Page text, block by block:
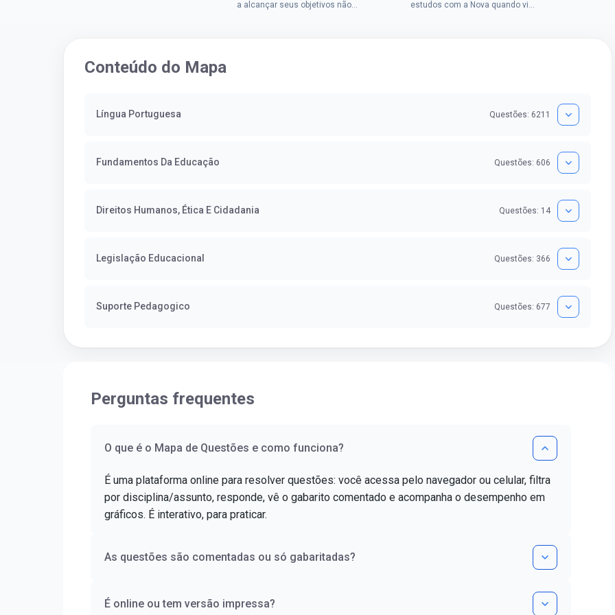
a alcançar seus objetivos não
estudos com a Nova quando viu
Conteúdo do Mapa
Língua Portuguesa Questões: 6211
Fundamentos Da Educação Questões: 606
Direitos Humanos, Ética E Cidadania Questões: 14
Legislação Educacional Questões: 366
Suporte Pedagogico Questões: 677
Perguntas frequentes
O que é o Mapa de Questões e como funciona?
É uma plataforma online para resolver questões: você acessa pelo navegador ou celular, filtra
por disciplina/assunto, responde, vê o gabarito comentado e acompanha o desempenho em
gráficos. É interativo, para praticar.
As questões são comentadas ou só gabaritadas?
É online ou tem versão impressa?